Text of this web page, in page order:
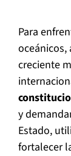
Para
oceánicos,
creciente
y
Estado,
fortalecer